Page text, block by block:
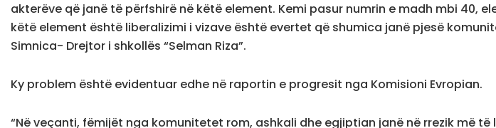
akterëve që janë të përfshirë në këtë element. Kemi pasur numrin e madh mbi 40,
këtë element është liberalizimi i vizave është evertet që shumica janë pjesë
Simnica- Drejtor i shkollës “Selman Riza”.
Ky problem është evidentuar edhe në raportin e progresit nga Komisioni Evropian.
“Në veçanti, fëmijët nga komunitetet rom, ashkali dhe egjiptian janë në rrezik më